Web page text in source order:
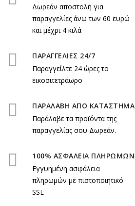
Δωρεάν αποστολή για
παραγγελίες άνω των 60 ευρώ
και μέχρι 4 κιλά
ΠΑΡΑΓΓΕΛΙΕΣ 24/7
Παραγγείλτε 24 ώρες το
εικοσιτετράωρο
ΠΑΡΑΛΑΒΗ ΑΠΟ ΚΑΤΑΣΤΗΜΑ
Παράλαβε τα προϊόντα της
παραγγελίας σου Δωρεάν.
100% ΑΣΦΑΛΕΙΑ ΠΛΗΡΩΜΩΝ
Εγγυημένη ασφάλεια
πληρωμών με πιστοποιητικό
SSL